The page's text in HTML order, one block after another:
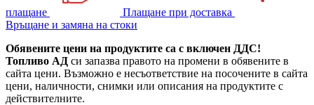
плащане
Плащане при доставка
Връщане и замяна на стоки
Обявените цени на продуктите са с включен ДДС!
Топливо АД си запазва правото на промени в обявените в
сайта цени. Възможно е несъответствие на посочените в сайта
цени, наличности, снимки или описания на продуктите с
действителните.